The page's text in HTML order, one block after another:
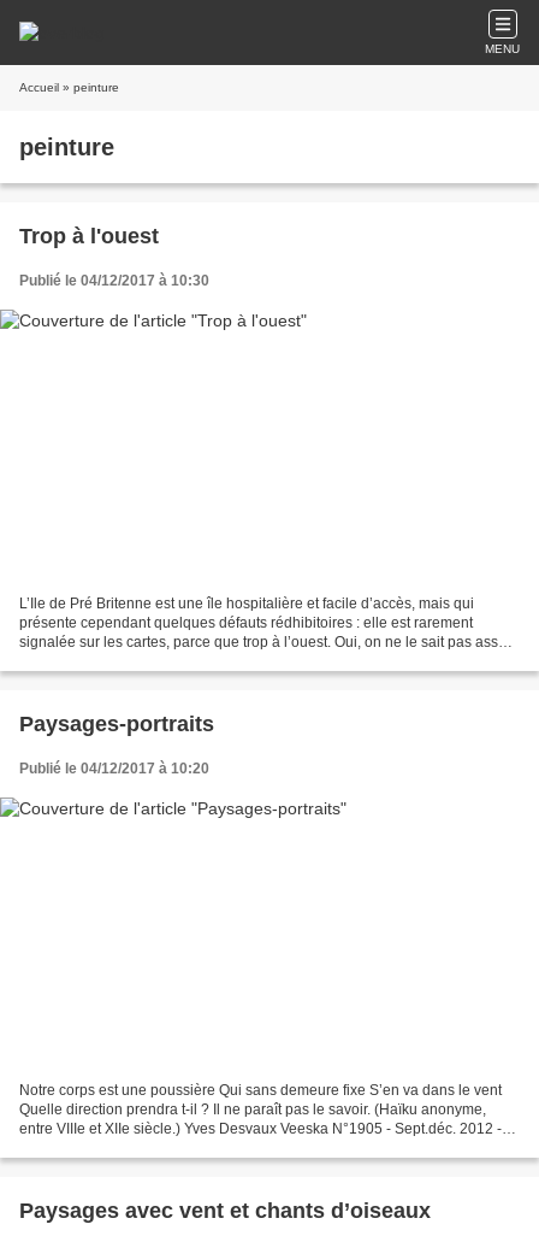
MENU
Accueil » peinture
peinture
Trop à l'ouest
Publié le 04/12/2017 à 10:30
L’Ile de Pré Britenne est une île hospitalière et facile d’accès, mais qui
présente cependant quelques défauts rédhibitoires : elle est rarement
signalée sur les cartes, parce que trop à l’ouest. Oui, on ne le sait pas assez,
Paysages-portraits
Publié le 04/12/2017 à 10:20
Notre corps est une poussière Qui sans demeure fixe S’en va dans le vent
Quelle direction prendra t-il ? Il ne paraît pas le savoir. (Haïku anonyme,
entre VIIIe et XIIe siècle.) Yves Desvaux Veeska N°1905 - Sept.déc. 2012 -
Paysages avec vent et chants d’oiseaux